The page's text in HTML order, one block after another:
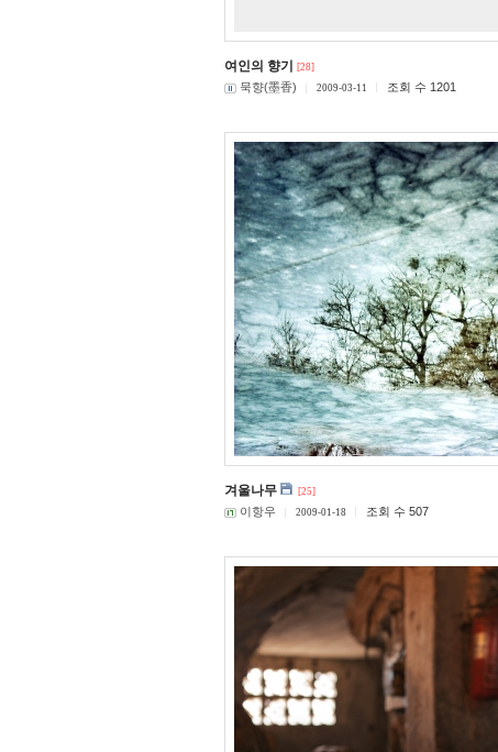
여인의 향기 [28]
묵향(墨香) 2009-03-11 조회 수 1201
겨울나무 [25]
이항우 2009-01-18 조회 수 507